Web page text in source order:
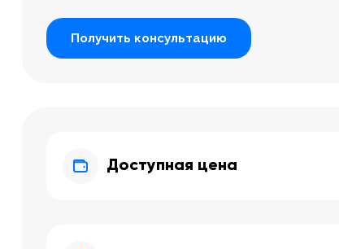
Получить консультацию
Доступная цена